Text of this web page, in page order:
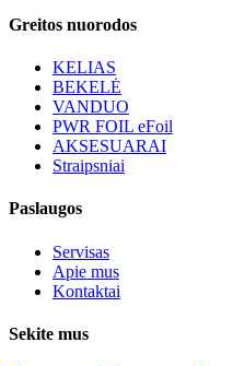
Greitos nuorodos
KELIAS
BEKELĖ
VANDUO
PWR FOIL eFoil
AKSESUARAI
Straipsniai
Paslaugos
Servisas
Apie mus
Kontaktai
Sekite mus